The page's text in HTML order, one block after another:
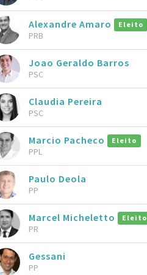
Alexandre Amaro Eleito
PRB
Joao Geraldo Barros
PSC
Claudia Pereira
PSC
Marcio Pacheco Eleito
PPL
Paulo Deola
PP
Marcel Micheletto Eleito
PR
Gessani
PP